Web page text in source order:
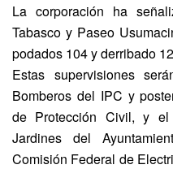
La corporación ha
Tabasco y Paseo
podados 104 y derribado
Estas supervisiones
Bomberos del IPC y
de Protección Civil, y el
Jardines del
Comisión Federal de